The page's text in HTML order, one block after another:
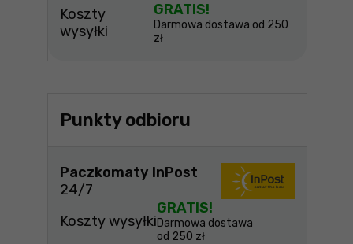
Koszty
wysyłki
GRATIS!
Darmowa dostawa od 250
zł
Punkty odbioru
Paczkomaty InPost
24/7
Koszty wysyłki
GRATIS!
Darmowa dostawa
od 250 zł